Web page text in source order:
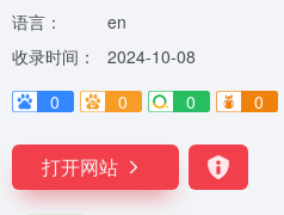
语言：
en
收录时间：
2024-10-08
0
0 0 0
打开网站